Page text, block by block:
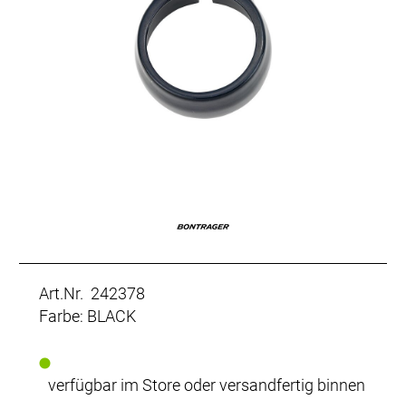
Art.Nr. 242378
Farbe: BLACK
verfügbar im Store oder versandfertig binnen